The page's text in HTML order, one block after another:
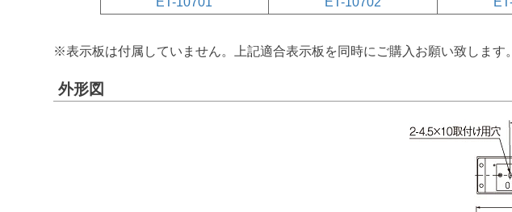
※表示板は付属していません。上記適合表示板を同時にご購入お願い致します。
外形図